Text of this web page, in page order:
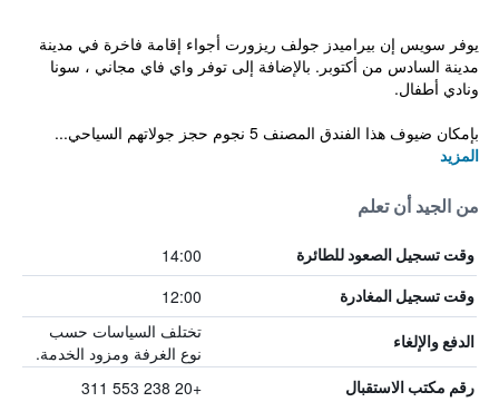
يوفر سويس إن بيراميدز جولف ريزورت أجواء إقامة فاخرة في مدينة
مدينة السادس من أكتوبر. بالإضافة إلى توفر واي فاي مجاني ، سونا
ونادي أطفال.
بإمكان ضيوف هذا الفندق المصنف 5 نجوم حجز جولاتهم السياحي...
المزيد
من الجيد أن تعلم
وقت تسجيل الصعود للطائرة 14:00
وقت تسجيل المغادرة 12:00
الدفع والإلغاء
تختلف السياسات حسب
نوع الغرفة ومزود الخدمة.
رقم مكتب الاستقبال +20 238 553 311